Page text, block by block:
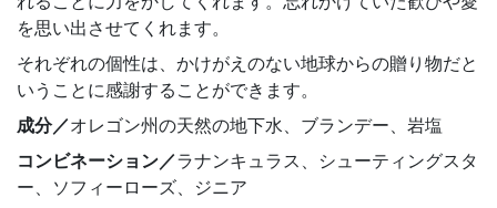
を思い出させてくれます。
それぞれの個性は、かけがえのない地球からの贈り物だと
いうことに感謝することができます。
成分／オレゴン州の天然の地下水、ブランデー、岩塩
コンビネーション／ラナンキュラス、シューティングスタ
ー、ソフィーローズ、ジニア